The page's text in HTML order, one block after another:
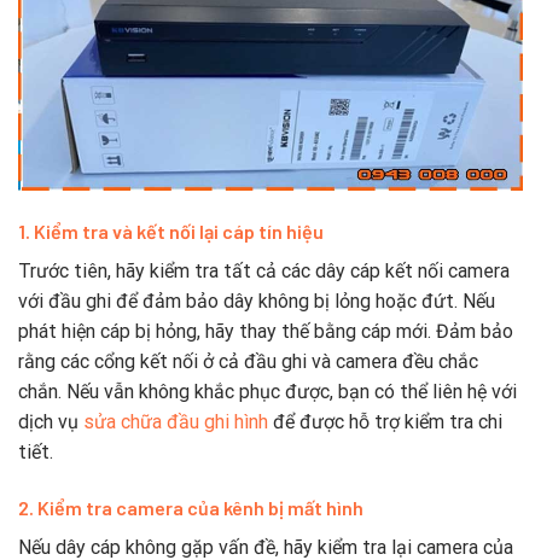
1. Kiểm tra và kết nối lại cáp tín hiệu
Trước tiên, hãy kiểm tra tất cả các dây cáp kết nối camera
với đầu ghi để đảm bảo dây không bị lỏng hoặc đứt. Nếu
phát hiện cáp bị hỏng, hãy thay thế bằng cáp mới. Đảm bảo
rằng các cổng kết nối ở cả đầu ghi và camera đều chắc
chắn. Nếu vẫn không khắc phục được, bạn có thể liên hệ với
dịch vụ sửa chữa đầu ghi hình để được hỗ trợ kiểm tra chi
tiết.
2. Kiểm tra camera của kênh bị mất hình
Nếu dây cáp không gặp vấn đề, hãy kiểm tra lại camera của